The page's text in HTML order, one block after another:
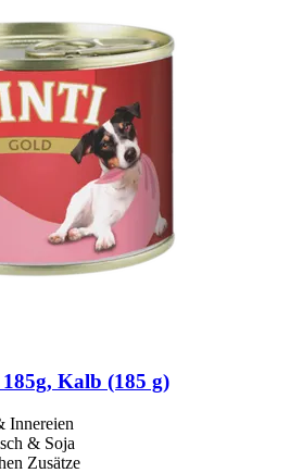
185g, Kalb (185 g)
Innereien
& Soja
Zusätze